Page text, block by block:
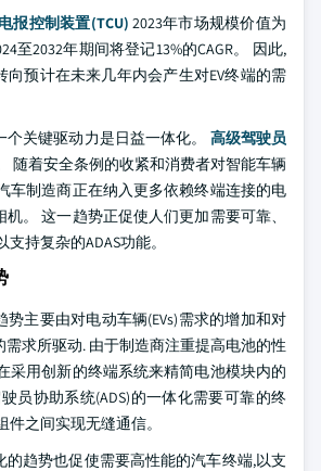
报控制装置(TCU) 2023年市场规模价值为
至2032年期间将登记13%的CAGR。 因此,
向预计在未来几年内会产生对EV终端的需
关键驱动力是日益一体化。 高级驾驶员
随着安全条例的收紧和消费者对智能车辆
车制造商正在纳入更多依赖终端连接的电
。 这一趋势正促使人们更加需要可靠、
持复杂的ADAS功能。
主要由对电动车辆(EVs)需求的增加和对
求所驱动. 由于制造商注重提高电池的性
采用创新的终端系统来精简电池模块内的
员协助系统(ADS)的一体化需要可靠的终
之间实现无缝通信。
的趋势也促使需要高性能的汽车终端,以支